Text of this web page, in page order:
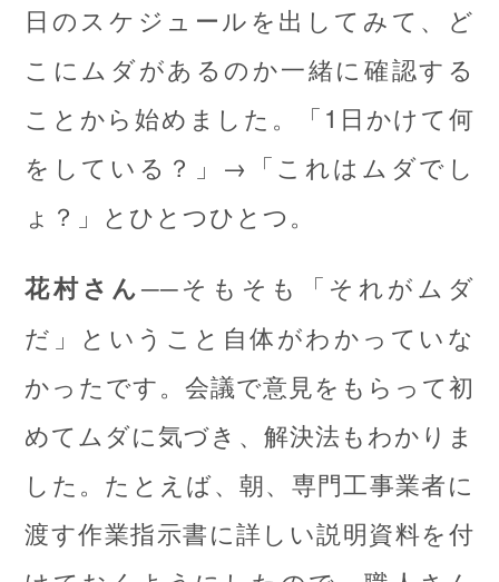
日のスケジュールを出してみて、ど
こにムダがあるのか一緒に確認する
ことから始めました。「1日かけて何
をしている？」→「これはムダでし
ょ？」とひとつひとつ。
花村さん──そもそも「それがムダ
だ」ということ自体がわかっていな
かったです。会議で意見をもらって初
めてムダに気づき、解決法もわかりま
した。たとえば、朝、専門工事業者に
渡す作業指示書に詳しい説明資料を付